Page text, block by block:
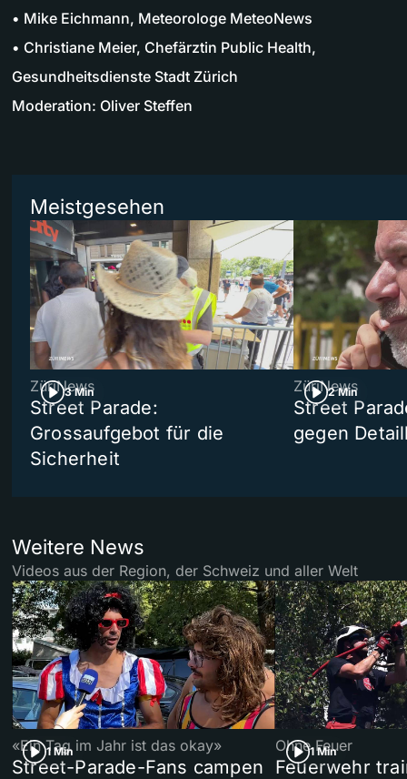
• Mike Eichmann, Meteorologe MeteoNews
• Christiane Meier, Chefärztin Public Health,
Gesundheitsdienste Stadt Zürich
Moderation: Oliver Steffen
Meistgesehen
3 Min
ZüriNews
Street Parade:
Grossaufgebot für die
Sicherheit
2 Min
ZüriNews
Street
gegen
Weitere News
Videos aus der Region, der Schweiz und aller Welt
1 Min
«Ein Tag im Jahr ist das okay»
Street-Parade-Fans campen
1 Min
Ohne Feuer
Feuerwehr